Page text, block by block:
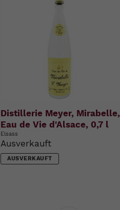
Distillerie Meyer, Mirabelle,
Eau de Vie d'Alsace, 0,7 l
Elsass
Ausverkauft
AUSVERKAUFT